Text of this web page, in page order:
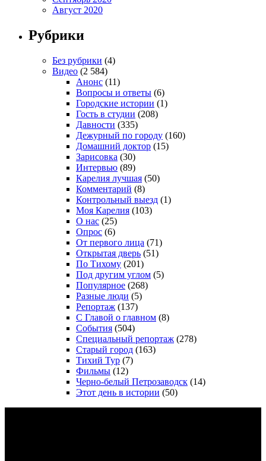
Август 2020
Рубрики
Без рубрики (4)
Видео (2 584)
Анонс (11)
Вопросы и ответы (6)
Городские истории (1)
Гость в студии (208)
Давности (335)
Дежурный по городу (160)
Домашний доктор (15)
Зарисовка (30)
Интервью (89)
Карелия лучшая (50)
Комментарий (8)
Контрольный выезд (1)
Моя Карелия (103)
О нас (25)
Опрос (6)
От первого лица (71)
Открытая дверь (51)
По Тихому (201)
Под другим углом (5)
Популярное (268)
Разные люди (5)
Репортаж (137)
С Главой о главном (8)
События (504)
Специальный репортаж (278)
Старый город (163)
Тихий Тур (7)
Фильмы (12)
Черно-белый Петрозаводск (14)
Этот день в истории (50)